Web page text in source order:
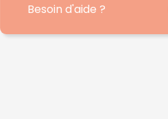
Besoin d'aide ?